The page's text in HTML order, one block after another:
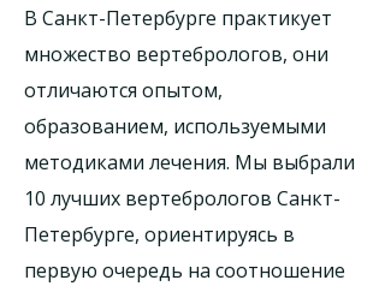
В Санкт-Петербурге практикует
множество вертебрологов, они
отличаются опытом,
образованием, используемыми
методиками лечения. Мы выбрали
10 лучших вертебрологов Санкт-
Петербурге, ориентируясь в
первую очередь на соотношение